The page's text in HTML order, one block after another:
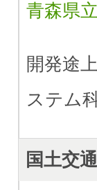
青森県
開発途
ステム
国土交